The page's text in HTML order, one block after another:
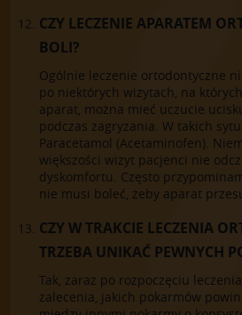
CZY LECZENIE APARATEM
BOLI?
Ogólnie leczenie ortodontyczne
po niektórych wizytach, na
aparat, można mieć uczucie
podczas zagryzania. W takich
Paracetamol (Acetaminofen).
większości wizyt pacjenci nie
dyskomfortu. Często
nie musi boleć, żeby aparat
CZY W TRAKCIE LECZENIA
TRZEBA UNIKAĆ PEWNYCH
Tak, zaraz po rozpoczęciu
zalecenia, jakich pokarmów